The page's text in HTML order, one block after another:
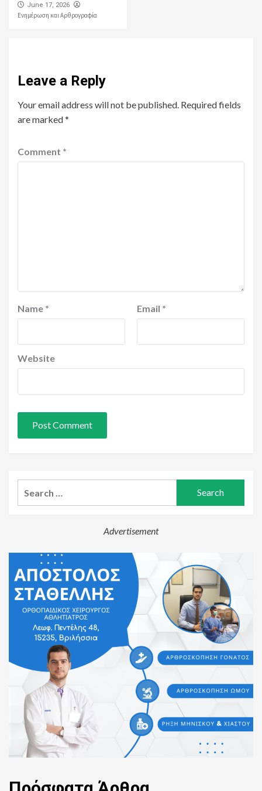
June 17, 2026
Ενημέρωση και Αρθρογραφία
Leave a Reply
Your email address will not be published. Required fields
are marked*
Comment *
Name * Email *
Website
Advertisement